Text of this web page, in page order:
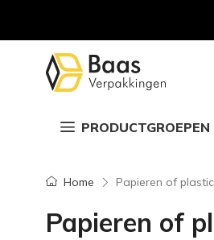
PRODUCTGROEPEN
Home Papieren of
Papieren of